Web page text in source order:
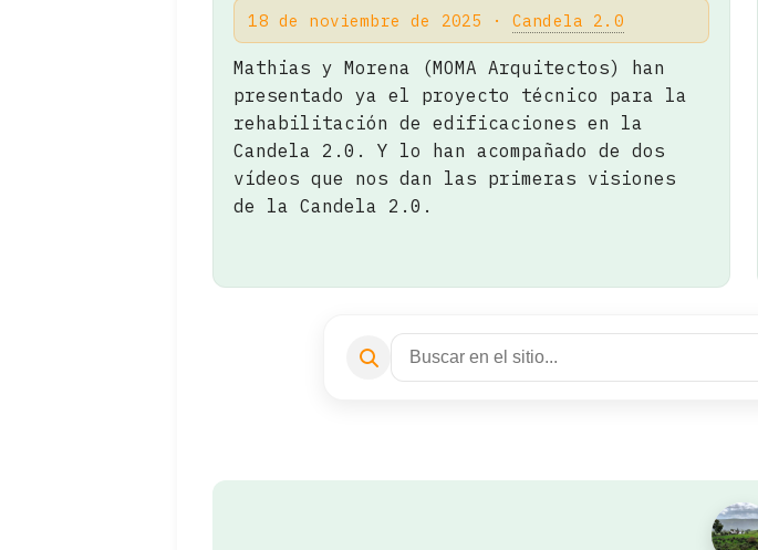
18 de noviembre de 2025 · Candela 2.0
Mathias y Morena (MOMA Arquitectos) han
presentado ya el proyecto técnico para la
rehabilitación de edificaciones en la
Candela 2.0. Y lo han acompañado de dos
vídeos que nos dan las primeras visiones
de la Candela 2.0.